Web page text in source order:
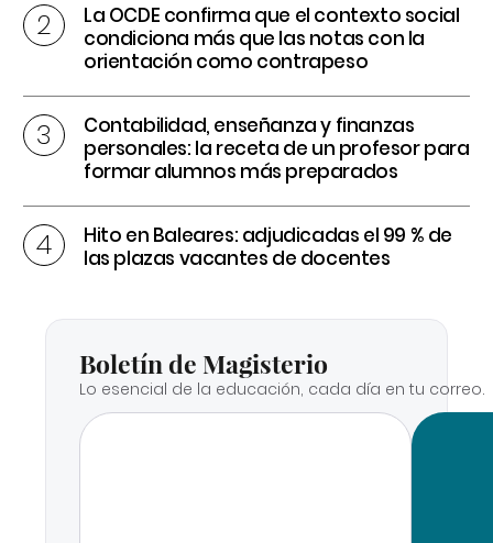
La OCDE confirma que el contexto social
condiciona más que las notas con la
orientación como contrapeso
Contabilidad, enseñanza y finanzas
personales: la receta de un profesor para
formar alumnos más preparados
Hito en Baleares: adjudicadas el 99 % de
las plazas vacantes de docentes
Boletín de Magisterio
Lo esencial de la educación, cada día en tu correo.